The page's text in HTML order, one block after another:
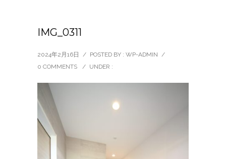
IMG_0311
2024年2月16日 / POSTED BY : WP-ADMIN /
0 COMMENTS
/ UNDER :